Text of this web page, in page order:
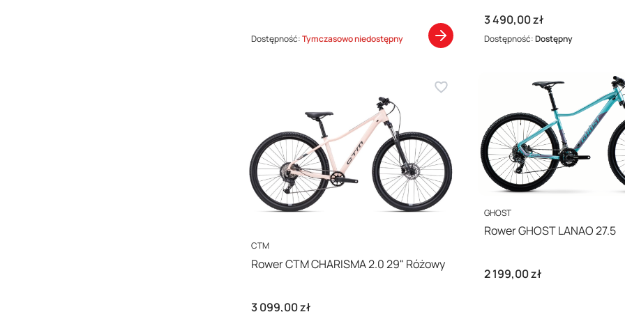
Dostępność:Tymczasowo niedostępny
Cena
3 490,00 zł
Dostępność:Dostępny
PRODUCENT
CTM
Rower CTM CHARISMA 2.0 29" Różowy
Cena
3 099,00 zł
PRODUCENT
GHOST
Rower GHOST LANAO 27.5
Cena
2 199,00 zł